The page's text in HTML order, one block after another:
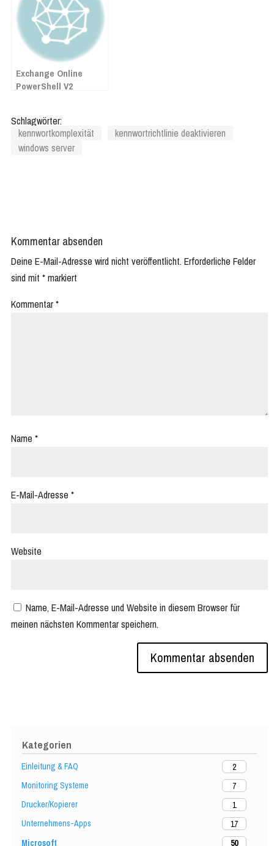
Kategorien
Einleitung & FAQ
2
Monitoring Systeme
7
Drucker/Kopierer
1
Unternehmens-Apps
17
Microsoft
50
Exchange Online
PowerShell V2
Schlagwörter:
kennwortkomplexität
kennwortrichtlinie deaktivieren
windows server
Kommentar absenden
Deine E-Mail-Adresse wird nicht veröffentlicht. Erforderliche Felder
sind mit *markiert
Kommentar*
Name *
E-Mail-Adresse *
Website
Name, E-Mail-Adresse und Website in diesem Browser für
meinen nächsten Kommentar speichern.